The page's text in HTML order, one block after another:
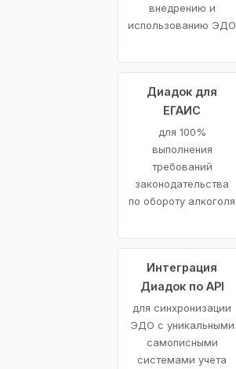
внедрению и
использованию ЭДО
Диадок для
ЕГАИС
для 100%
выполнения
требований
законодательства
по обороту алкоголя
Интеграция
Диадок по API
для синхронизации
ЭДО с уникальными
самописными
системами учета